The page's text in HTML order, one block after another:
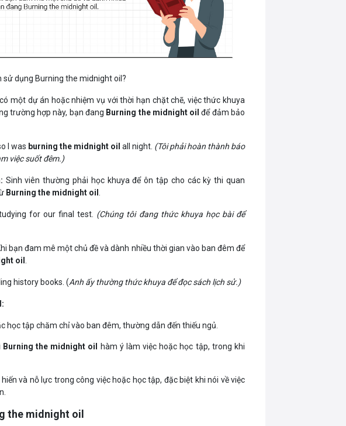
sử dụng Burning the midnight oil?
một dự án hoặc nhiệm vụ với thời hạn chặt chẽ, việc thức khuya
trường hợp này, bạn đang Burning the midnight oil để đảm bảo
I was burning the midnight oil all night. (Tôi phải hoàn thành báo
việc suốt đêm.)
Sinh viên thường phải học khuya để ôn tập cho các kỳ thi quan
Burning the midnight oil.
for our final test. (Chúng tôi đang thức khuya học bài để
bạn đam mê một chủ đề và dành nhiều thời gian vào ban đêm để
oil.
history books. (Anh ấy thường thức khuya để đọc sách lịch sử.)
học tập chăm chỉ vào ban đêm, thường dẫn đến thiếu ngủ.
Burning the midnight oil
hàm ý làm việc hoặc học tập, trong khi
và nỗ lực trong công việc hoặc học tập, đặc biệt khi nói về việc
the midnight oil